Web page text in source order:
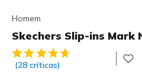
Homem
Skechers Slip-ins Mark
4 de 5 – Classificação do
(28 críticas)